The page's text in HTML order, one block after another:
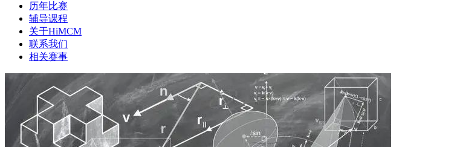
历年比赛
辅导课程
关于HiMCM
联系我们
相关赛事